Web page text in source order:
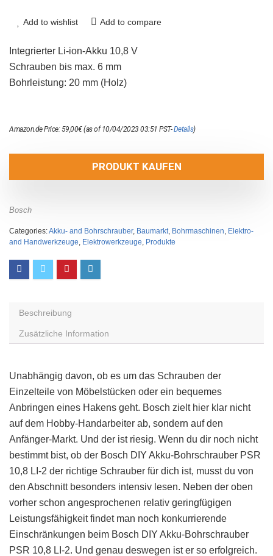
Add to wishlist Add to compare
Integrierter Li-ion-Akku 10,8 V
Schrauben bis max. 6 mm
Bohrleistung: 20 mm (Holz)
Amazon.de Price:59,00€(as of 10/04/2023 03:51 PST-Details)
PRODUKT KAUFEN
Bosch
Categories:Akku- and Bohrschrauber, Baumarkt Bohrmaschinen Elektro-
and Handwerkzeuge Elektrowerkzeuge Produkte
Beschreibung
Zusätzliche Information
Unabhängig davon, ob es um das Schrauben der
Einzelteile von Möbelstücken oder ein bequemes
Anbringen eines Hakens geht. Bosch zielt hier klar nicht
auf dem Hobby-Handarbeiter ab, sondern auf den
Anfänger-Markt. Und der ist riesig. Wenn du dir noch nicht
bestimmt bist, ob der Bosch DIY Akku-Bohrschrauber PSR
10,8 LI-2 der richtige Schrauber für dich ist, musst du von
den Abschnitt besonders intensiv lesen. Neben der oben
vorher schon angesprochenen relativ geringfügigen
Leistungsfähigkeit findet man noch konkurrierende
Einschränkungen beim Bosch DIY Akku-Bohrschrauber
PSR 10,8 LI-2. Und genau deswegen ist er so erfolgreich.